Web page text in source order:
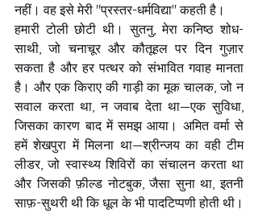
नहीं। वह इसे मेरी "प्रस्तर-धर्मविद्या" कहती है।
हमारी टोली छोटी थी। सुतनु, मेरा कनिष्ठ शोध-
साथी, जो चनाचूर और कौतूहल पर दिन गुज़ार
सकता है और हर पत्थर को संभावित गवाह मानता
है। और एक किराए की गाड़ी का मूक चालक, जो न
सवाल करता था, न जवाब देता था—एक सुविधा,
जिसका कारण बाद में समझ आया। अमित वर्मा से
हमें शेखपुरा में मिलना था—श्रीन्जय का वही टीम
लीडर, जो स्वास्थ्य शिविरों का संचालन करता था
और जिसकी फ़ील्ड नोटबुक, जैसा सुना था, इतनी
साफ़-सुथरी थी कि धूल के भी पादटिप्पणी होती थी।